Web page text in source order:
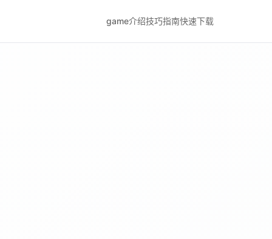
game介绍技巧指南快速下载